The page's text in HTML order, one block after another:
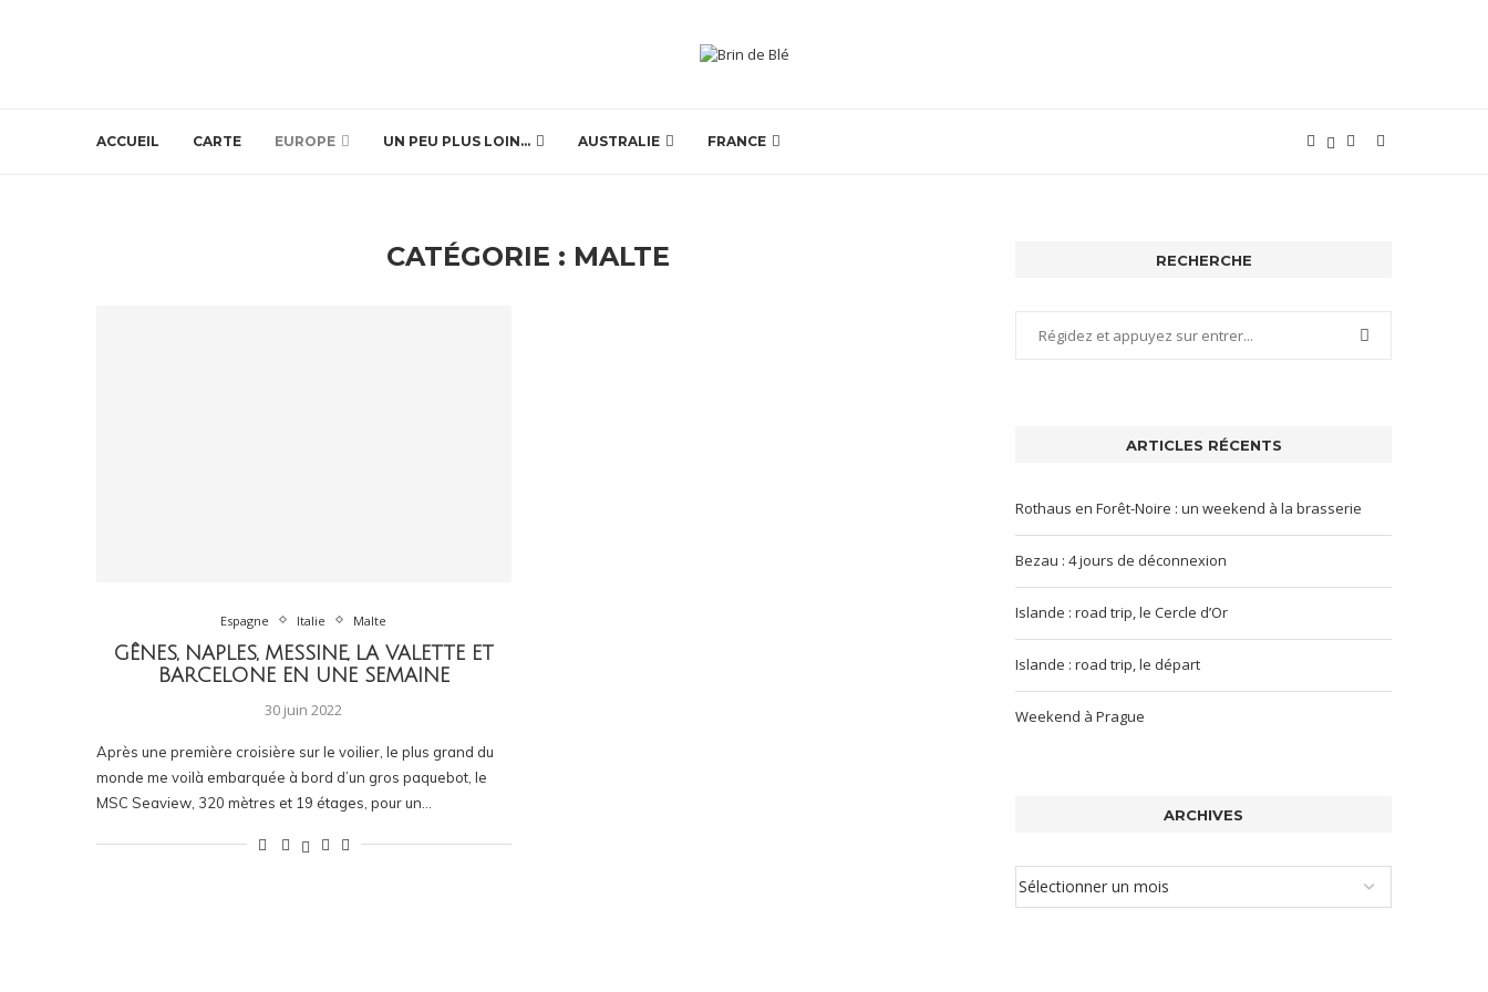
ACCUEIL CARTE EUROPE UN PEU PLUS LOIN… AUSTRALIE FRANCE
CATÉGORIE : MALTE
Espagne Italie Malte
GÊNES, NAPLES, MESSINE, LA VALETTE ET
BARCELONE EN UNE SEMAINE
30 juin 2022
Après une première croisière sur le voilier, le plus grand du
monde me voilà embarquée à bord d’un gros paquebot, le
MSC Seaview, 320 mètres et 19 étages, pour un…
RECHERCHE
ARTICLES RÉCENTS
Rothaus en Forêt-Noire : un weekend à la brasserie
Bezau : 4 jours de déconnexion
Islande : road trip, le Cercle d’Or
Islande : road trip, le départ
Weekend à Prague
ARCHIVES